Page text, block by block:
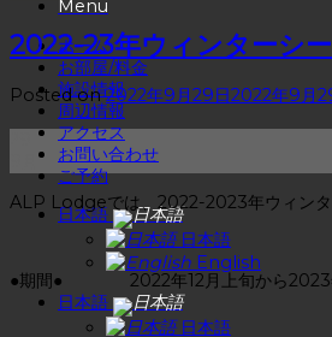
Menu
ホーム
お部屋/料金
施設情報
周辺情報
アクセス
お問い合わせ
ご予約
日本語
日本語
English
日本語
日本語
2022-23年ウィンターシ
Posted on2022年9月29日2022年9月
ALP Lodgeでは、2022-2023年ウィンタ
●期間● 2022年12月上旬から2023年